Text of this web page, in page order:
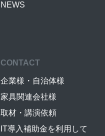
NEWS
CONTACT
企業様・自治体様
家具関連会社様
取材・講演依頼
IT導入補助金を利用して